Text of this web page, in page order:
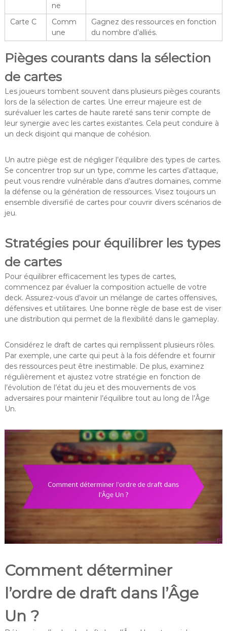
ne
Carte C
Comm
une
Gagnez des ressources en fonction
du nombre d’alliés.
Pièges courants dans la sélection
de cartes
Les joueurs tombent souvent dans plusieurs pièges courants
lors de la sélection de cartes. Une erreur majeure est de
surévaluer les cartes de haute rareté sans tenir compte de
leur synergie avec les cartes existantes. Cela peut conduire à
un deck disjoint qui manque de cohésion.
Un autre piège est de négliger l’équilibre des types de cartes.
Se concentrer trop sur un type, comme les cartes d’attaque,
peut vous rendre vulnérable dans d’autres domaines, comme
la défense ou la génération de ressources. Visez toujours un
ensemble diversifié de cartes pour couvrir divers scénarios de
jeu.
Stratégies pour équilibrer les types
de cartes
Pour équilibrer efficacement les types de cartes,
commencez par évaluer la composition actuelle de votre
deck. Assurez-vous d’avoir un mélange de cartes offensives,
défensives et utilitaires. Une bonne règle de base est de viser
une distribution qui permet de la flexibilité dans le gameplay.
Considérez le draft de cartes qui remplissent plusieurs rôles.
Par exemple, une carte qui peut à la fois défendre et fournir
des ressources peut être inestimable. De plus, examinez
régulièrement et ajustez votre stratégie en fonction de
l’évolution de l’état du jeu et des mouvements de vos
adversaires pour maintenir l’équilibre tout au long de l’Âge
Un.
Comment déterminer
l’ordre de draft dans l’Âge
Un ?